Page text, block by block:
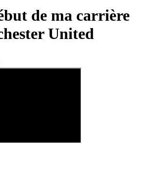
de ma carrière
United